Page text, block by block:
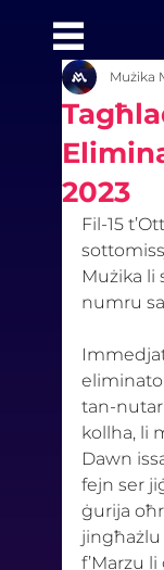
2023
Mużika
Fil-15
Mużika li
numru
tan-
kollha, li
Dawn
fejn ser
ġurija
f’Marzu li